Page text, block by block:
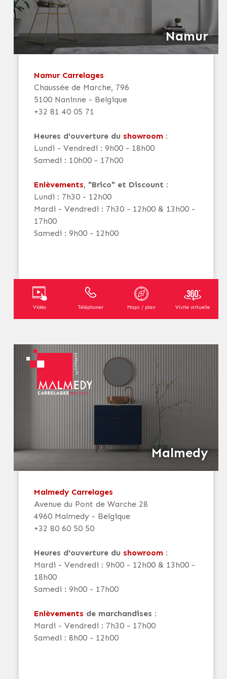
Namur
Namur Carrelages
Chaussée de Marche, 796
5100 Naninne - Belgique
+32 81 40 05 71
Heures d'ouverture du showroom :
Lundi - Vendredi : 9h00 - 18h00
Samedi : 10h00 - 17h00
Enlèvements, "Brico" et Discount :
Lundi : 7h30 - 12h00
Mardi - Vendredi : 7h30 - 12h00 & 13h00 -
17h00
Samedi : 9h00 - 12h00
Vidéo Téléphoner Maps / plan Visite virtuelle
Malmedy
Malmedy Carrelages
Avenue du Pont de Warche 28
4960 Malmedy - Belgique
+32 80 60 50 50
Heures d'ouverture du showroom :
Mardi - Vendredi : 9h00 - 12h00 & 13h00 -
18h00
Samedi : 9h00 - 17h00
Enlèvements de marchandises :
Mardi - Vendredi : 7h30 - 17h00
Samedi : 8h00 - 12h00